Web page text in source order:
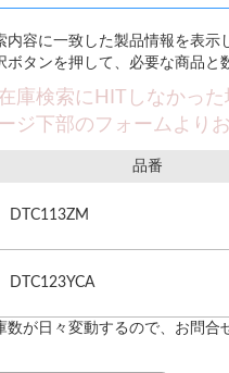
内容に一致した製品情報を表示
ボタンを押して、必要な商品と
庫検索にHITしなかった
ジ下部のフォームより
品番
DTC113ZM
DTC123YCA
数が日々変動するので、お問合